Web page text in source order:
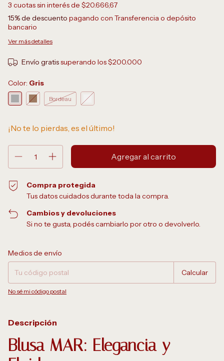
3 cuotas sin interés de $20.666,67
15% de descuento pagando con Transferencia o depósito
bancario
Ver más detalles
Envío gratissuperando los$200.000
Color: Gris
Bordeau
¡No te lo pierdas, es el último!
Compra protegida
Tus datos cuidados durante toda la compra.
Cambios y devoluciones
Si no te gusta, podés cambiarlo por otro o devolverlo.
Entregas para el CP:
Medios de envío
Calcular
No sé mi código postal
Descripción
Blusa MAR: Elegancia y